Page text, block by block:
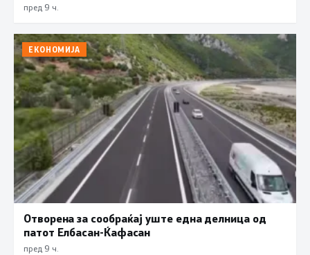
пред 9 ч.
ЕКОНОМИЈА
Отворена за сообраќај уште една делница од
патот Елбасан-Ќафасан
пред 9 ч.